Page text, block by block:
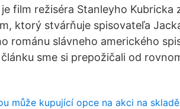
film režiséra Stanleyho Kubricka
ktorý stvárňuje spisovateľa
románu slávneho amerického
sme si prepožičali od
může kupující opce na akci na